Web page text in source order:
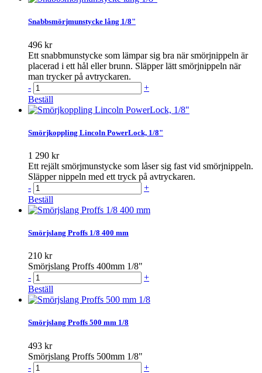
Snabbsmörjmunstycke lång 1/8"
496 kr
Ett snabbmunstycke som lämpar sig bra när smörjnippeln är
placerad i ett hål eller brunn. Släpper lätt smörjnippeln när
man trycker på avtryckaren.
-
+
Beställ
Smörjkoppling Lincoln PowerLock, 1/8"
1 290 kr
Ett rejält smörjmunstycke som låser sig fast vid smörjnippeln.
Släpper nippeln med ett tryck på avtryckaren.
-
+
Beställ
Smörjslang Proffs 1/8 400 mm
210 kr
Smörjslang Proffs 400mm 1/8"
-
+
Beställ
Smörjslang Proffs 500 mm 1/8
493 kr
Smörjslang Proffs 500mm 1/8"
-
+